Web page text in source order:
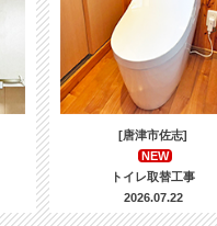
[唐津市佐志]
NEW
トイレ取替工事
2026.07.22